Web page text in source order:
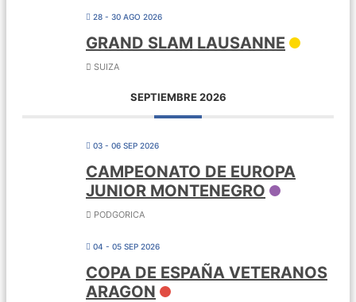
28 - 30 AGO 2026
GRAND SLAM LAUSANNE
SUIZA
SEPTIEMBRE 2026
03 - 06 SEP 2026
CAMPEONATO DE EUROPA
JUNIOR MONTENEGRO
PODGORICA
04 - 05 SEP 2026
COPA DE ESPAÑA VETERANOS
ARAGON